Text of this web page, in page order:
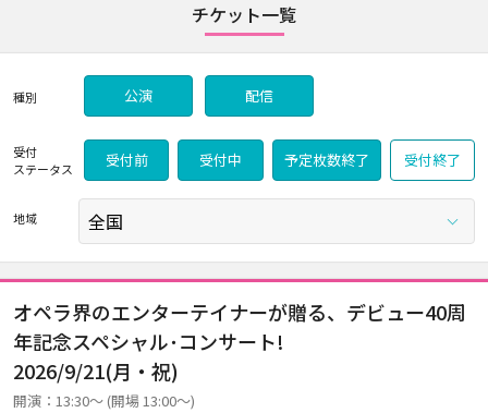
チケット一覧
種別 公演 配信
受付
ステータス
受付前 受付中 予定枚数終了 受付終了
地域
オペラ界のエンターテイナーが贈る、デビュー40周
年記念スペシャル･コンサート!
2026/9/21(月・祝)
開演：13:30～ (開場 13:00～)